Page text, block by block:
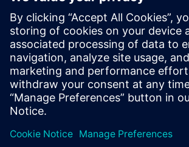
to deliver Polarion X
18. November 2025